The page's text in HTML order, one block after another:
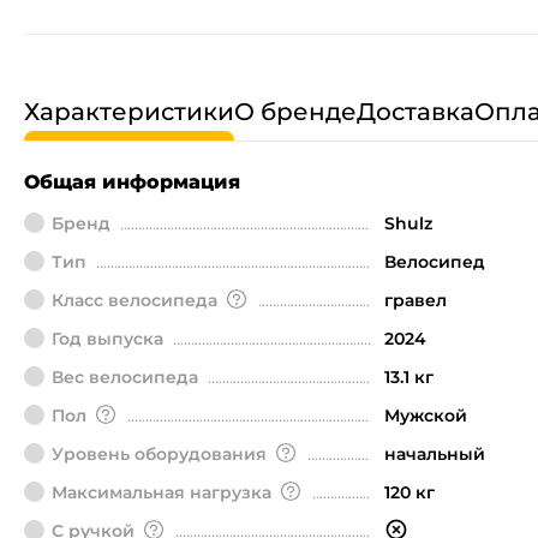
ХарактеристикиО брендеДоставка
Общая информация
Бренд
Shulz
Тип
Велосипед
Класс велосипеда
гравел
Год выпуска
2024
Вес велосипеда
13.1 кг
Пол
Мужской
Уровень оборудования
начальный
Максимальная нагрузка
120 кг
С ручкой